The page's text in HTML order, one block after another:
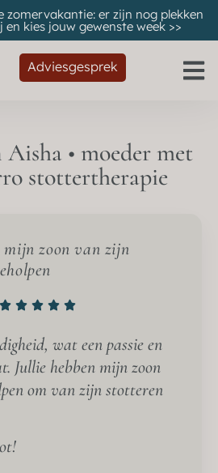
er zijn nog plekken
en kies jouw gewenste week >>
Adviesgesprek
• moeder met
stottertherapie
mijn zoon van zijn
wat een passie en
Jullie hebben mijn zoon
om van zijn stotteren